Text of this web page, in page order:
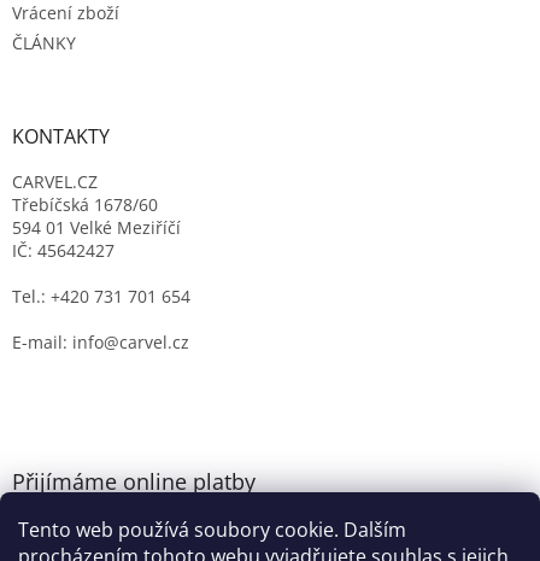
Tento web používá soubory cookie. Dalším
Vrácení zboží
ČLÁNKY
KONTAKTY
CARVEL.CZ
Třebíčská 1678/60
594 01 Velké Meziříčí
IČ: 45642427
Tel.: +420 731 701 654
E-mail: info@carvel.cz
Přijímáme online platby